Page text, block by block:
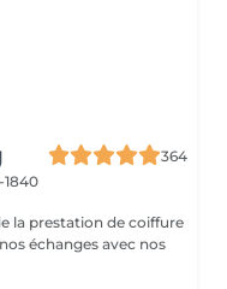
364
échanges avec nos